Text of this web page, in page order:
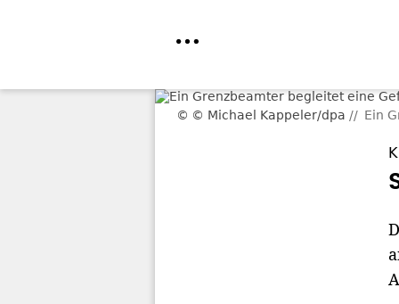
© Michael Kappeler/dpa Ein